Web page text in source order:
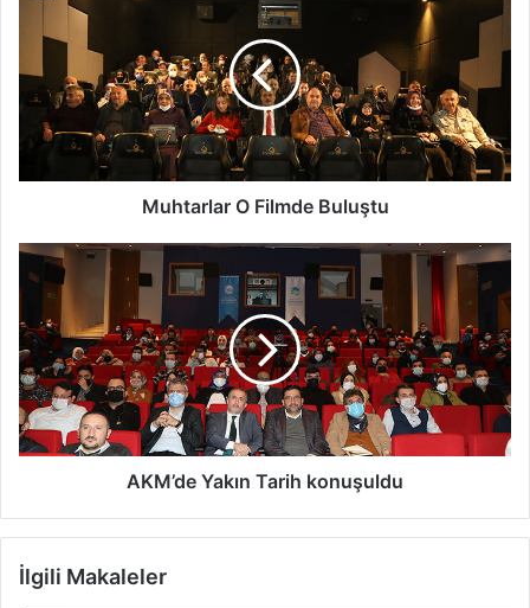
Muhtarlar O Filmde Buluştu
AKM’de
Yakın
Tarih
konuşuldu
AKM’de Yakın Tarih konuşuldu
İlgili Makaleler